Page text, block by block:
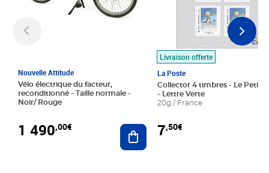
Nouvelle Attitude
Vélo électrique du facteur,
reconditionné - Taille normale -
Noir/ Rouge
1 490,00€ Ajouter au panier
Livraison offerte
La Poste
Collector 4 timbres - Le Petit
- Lettre Verte
20g / France
7,50€